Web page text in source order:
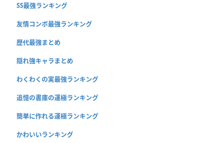
SS最強ランキング
友情コンボ最強ランキング
歴代最強まとめ
隠れ強キャラまとめ
わくわくの実最強ランキング
追憶の書庫の運極ランキング
簡単に作れる運極ランキング
かわいいランキング